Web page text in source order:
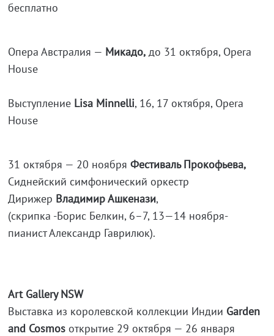
бесплатно
Опера Австралия — Микадо,до 31 октября, Opera
House
Выступление Lisa Minnelli, 16, 17 октября, Opera
House
31 октября — 20 ноября Фестиваль Прокофьева,
Сиднейский симфонический оркестр
Дирижер Владимир Ашкенази,
(скрипка -Борис Белкин, 6–7, 13—14 ноября-
пианист Александр Гаврилюк).
Art Gallery NSW
Выставка из королевской коллекции Индии Garden
and Cosmosоткрытие 29 октября — 26 января